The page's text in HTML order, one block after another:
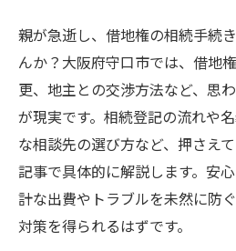
親が急逝し、借地権の相続手続
んか？大阪府守口市では、借地
更、地主との交渉方法など、思
が現実です。相続登記の流れや
な相談先の選び方など、押さえ
記事で具体的に解説します。安
計な出費やトラブルを未然に防
対策を得られるはずです。